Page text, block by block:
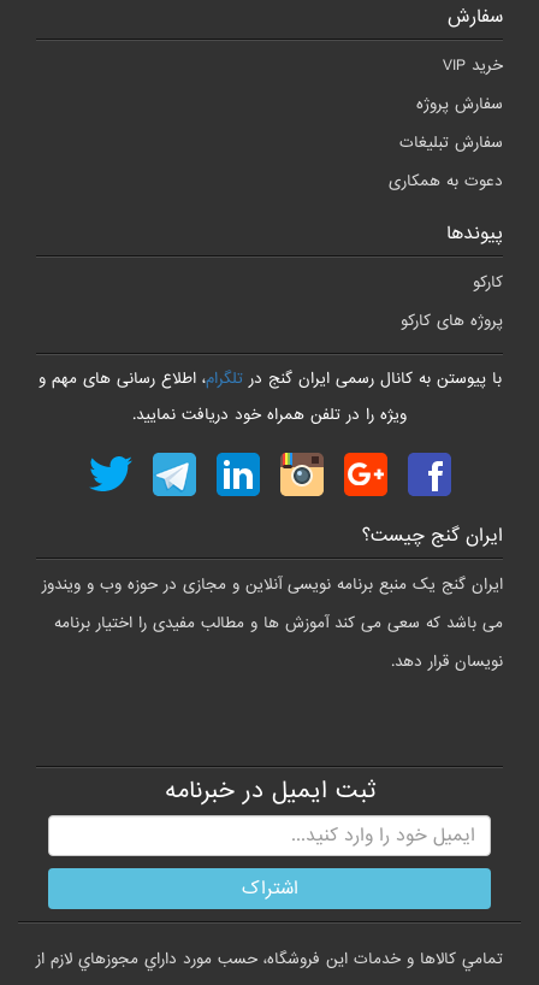
سفارش
خرید VIP
سفارش پروژه
سفارش تبلیغات
دعوت به همکاری
پیوندها
کارکو
پروژه های کارکو
با پیوستن به کانال رسمی ایران گنج درتلگرام، اطلاع رسانی های مهم و
ویژه را در تلفن همراه خود دریافت نمایید.
ایران گنج چیست؟
ایران گنج یک منبع برنامه نویسی آنلاین و مجازی در حوزه وب و ویندوز
می باشد که سعی می کند آموزش ها و مطالب مفیدی را اختیار برنامه
نویسان قرار دهد.
ثبت ایمیل در خبرنامه
تمامي كالاها و خدمات اين فروشگاه، حسب مورد داراي مجوزهاي لازم از